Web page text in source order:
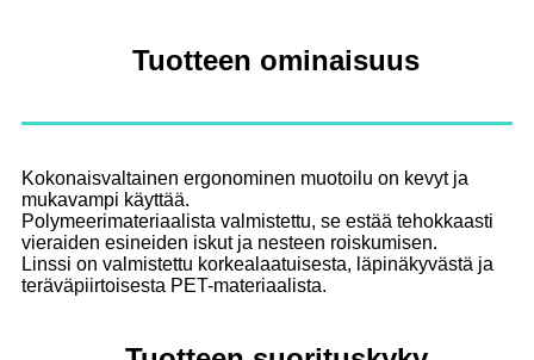
Tuotteen ominaisuus
Kokonaisvaltainen ergonominen muotoilu on kevyt ja
mukavampi käyttää.
Polymeerimateriaalista valmistettu, se estää tehokkaasti
vieraiden esineiden iskut ja nesteen roiskumisen.
Linssi on valmistettu korkealaatuisesta, läpinäkyvästä ja
teräväpiirtoisesta PET-materiaalista.